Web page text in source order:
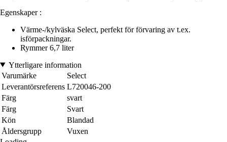
Egenskaper :
Värme-/kylväska Select, perfekt för förvaring av t.ex.
isförpackningar.
Rymmer 6,7 liter
Ytterligare information
Varumärke
Select
Leverantörsreferens L720046-200
Färg
svart
Färg
Svart
Kön
Blandad
Åldersgrupp
Vuxen